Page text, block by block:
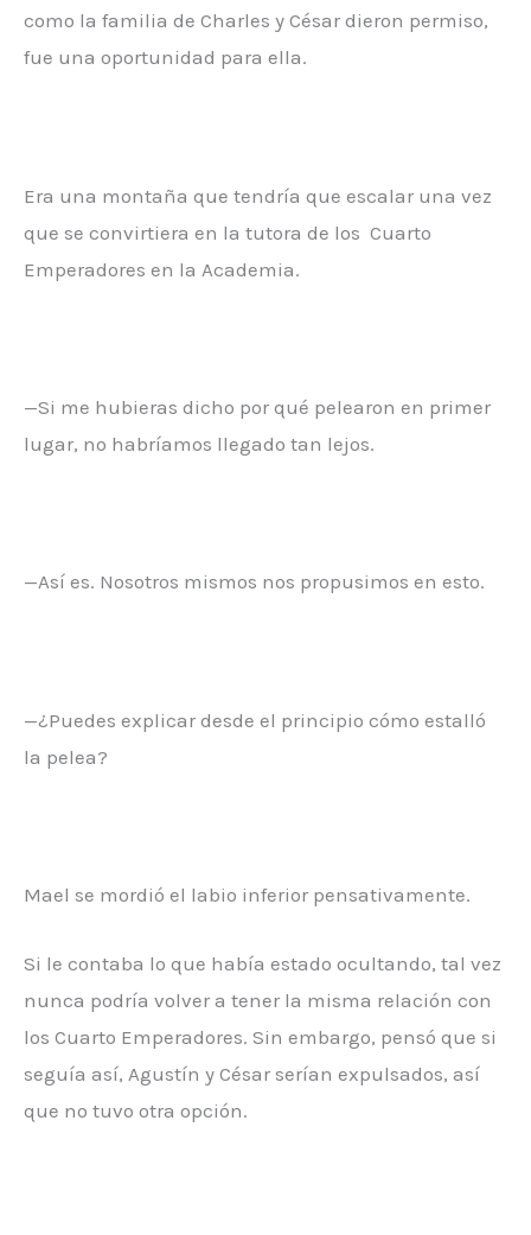
como la familia de Charles y César dieron permiso,
fue una oportunidad para ella.
Era una montaña que tendría que escalar una vez
que se convirtiera en la tutora de los Cuarto
Emperadores en la Academia.
—Si me hubieras dicho por qué pelearon en primer
lugar, no habríamos llegado tan lejos.
—Así es. Nosotros mismos nos propusimos en esto.
—¿Puedes explicar desde el principio cómo estalló
la pelea?
Mael se mordió el labio inferior pensativamente.
Si le contaba lo que había estado ocultando, tal vez
nunca podría volver a tener la misma relación con
los Cuarto Emperadores. Sin embargo, pensó que si
seguía así, Agustín y César serían expulsados, así
que no tuvo otra opción.